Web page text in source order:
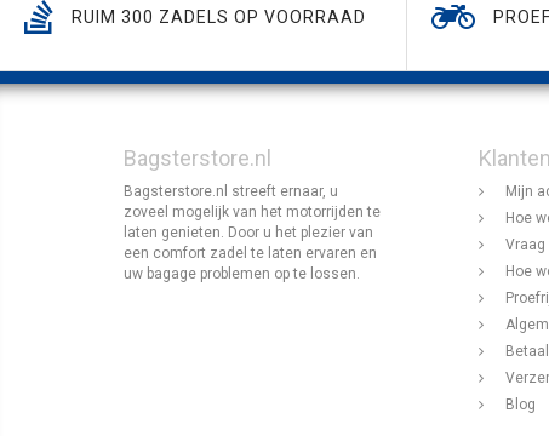
RUIM 300 ZADELS OP VOORRAAD
Bagsterstore.nl
Bagsterstore.nl streeft ernaar, u
zoveel mogelijk van het motorrijden te
laten genieten. Door u het plezier van
een comfort zadel te laten ervaren en
uw bagage problemen op te lossen.
Mijn
Hoe
Vraag
Hoe
Blog